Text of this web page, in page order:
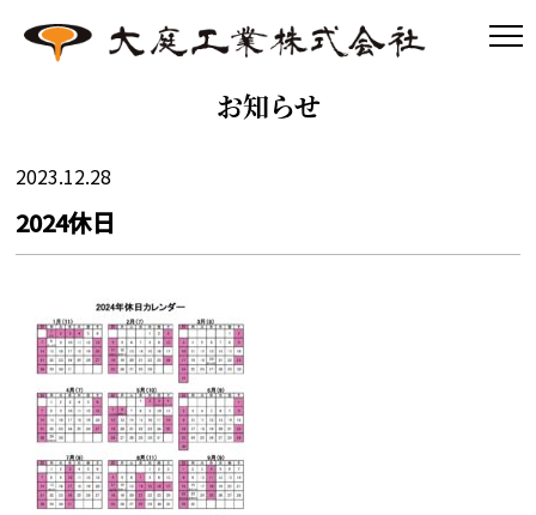
お知らせ
2023.12.28
2024休日